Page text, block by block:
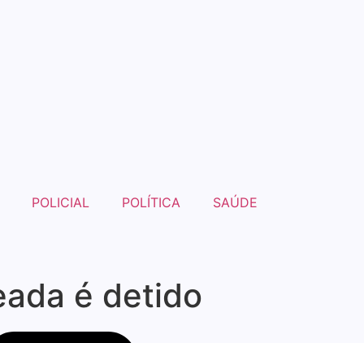
POLICIAL POLÍTICA SAÚDE
é detido